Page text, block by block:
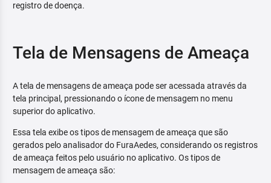
registro de doença.
Tela de Mensagens de Ameaça
A tela de mensagens de ameaça pode ser acessada através da
tela principal, pressionando o ícone de mensagem no menu
superior do aplicativo.
Essa tela exibe os tipos de mensagem de ameaça que são
gerados pelo analisador do FuraAedes, considerando os registros
de ameaça feitos pelo usuário no aplicativo. Os tipos de
mensagem de ameaça são: